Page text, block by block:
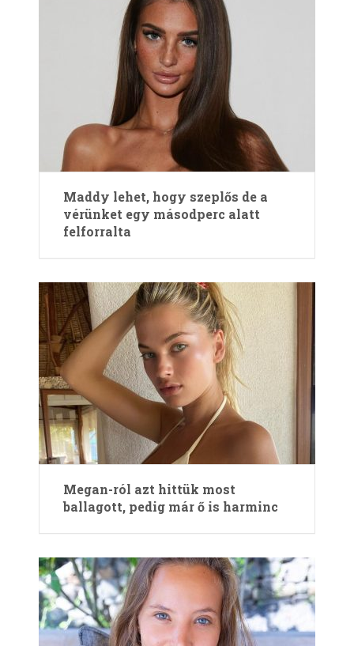
Maddy lehet, hogy szeplős de a
vérünket egy másodperc alatt
felforralta
Megan-ról azt hittük most
ballagott, pedig már ő is harminc